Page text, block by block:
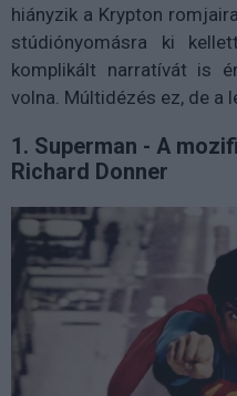
hiányzik a Krypton
stúdiónyomásra ki
komplikált narratívát is
volna. Múltidézés ez, de a
1. Superman - A
Richard Donner